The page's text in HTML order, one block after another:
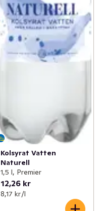
Kolsyrat Vatten
Naturell
1,5 l, Premier
12,26 kr
8,17 kr /l